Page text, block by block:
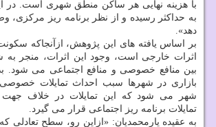
با هزینه نهایی هر ساكن منطق شهری است. در
به حداكثر رسیده و از نظر برنامه ریز مركزی،
دهد».
بر اساس یافته های این پژوهش، ازآنجاكه
اثرات خارجی است، وجود این اثرات، منجر
بین منافع خصوصی و منافع اجتماعی می شود.
بازاری در شهرها سبب احداث تمایلات
شهر می شود كه این تمایلات در خلاف جهت
تمایلات برنامه ریز اجتماعی قرار می گیرد.
به عقیده یارمحمدیان: «ازاین رو، سطح تعادلی